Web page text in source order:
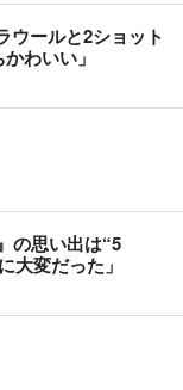
ウールと2ショット
わいい」
の思い出は“5
大変だった」